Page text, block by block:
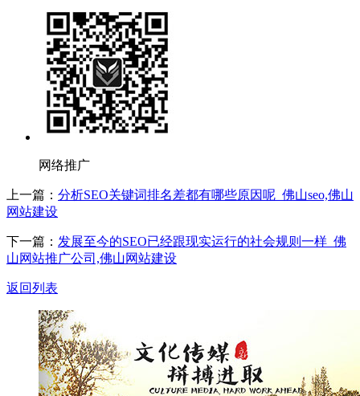
网络推广
上一篇： 分析SEO关键词排名差都有哪些原因呢_佛山seo,佛山
网站建设
下一篇： 发展至今的SEO已经跟现实运行的社会规则一样_佛
山网站推广公司,佛山网站建设
返回列表